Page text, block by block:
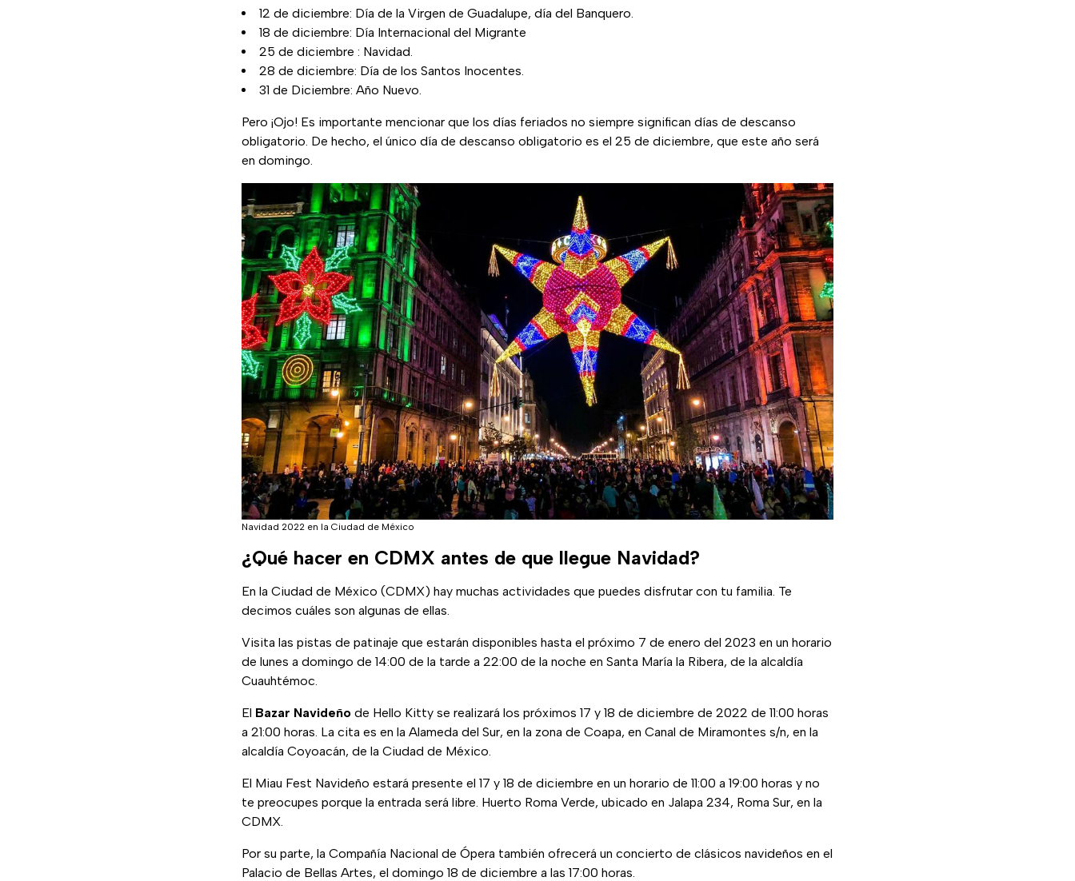
12 de diciembre: Día de la Virgen de Guadalupe, día del Banquero.
18 de diciembre: Día Internacional del Migrante
25 de diciembre : Navidad.
28 de diciembre: Día de los Santos Inocentes.
31 de Diciembre: Año Nuevo.
Pero ¡Ojo! Es importante mencionar que los días feriados no siempre significan días de descanso
obligatorio. De hecho, el único día de descanso obligatorio es el 25 de diciembre, que este año será
en domingo.
Navidad 2022 en la Ciudad de México
¿Qué hacer en CDMX antes de que llegue Navidad?
En la Ciudad de México (CDMX) hay muchas actividades que puedes disfrutar con tu familia. Te
decimos cuáles son algunas de ellas.
Visita las pistas de patinaje que estarán disponibles hasta el próximo 7 de enero del 2023 en un horario
de lunes a domingo de 14:00 de la tarde a 22:00 de la noche en Santa María la Ribera, de la alcaldía
Cuauhtémoc.
El Bazar Navideño de Hello Kitty se realizará los próximos 17 y 18 de diciembre de 2022 de 11:00 horas
a 21:00 horas. La cita es en la Alameda del Sur, en la zona de Coapa, en Canal de Miramontes s/n, en la
alcaldía Coyoacán, de la Ciudad de México.
El Miau Fest Navideño estará presente el 17 y 18 de diciembre en un horario de 11:00 a 19:00 horas y no
te preocupes porque la entrada será libre. Huerto Roma Verde, ubicado en Jalapa 234, Roma Sur, en la
CDMX.
Por su parte, la Compañía Nacional de Ópera también ofrecerá un concierto de clásicos navideños en el
Palacio de Bellas Artes, el domingo 18 de diciembre a las 17:00 horas.